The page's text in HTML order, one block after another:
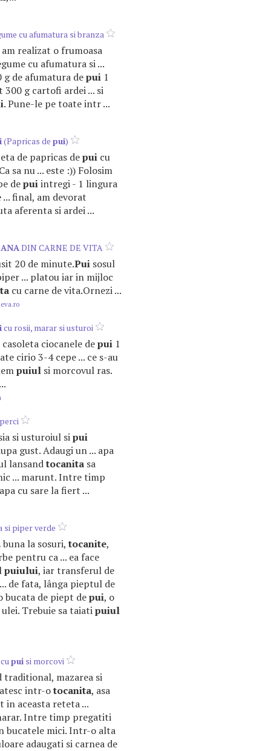
cu afumatura si branza
realizat o frumoasa
cu afumatura si ...
g de afumatura depui 1
g cartofi ardei ... si
. Pune-le pe toate intr ...
(Papricas de pui)
de papricas depui cu
sa nu ... este :)) Folosim
depuiintregi - 1 lingura
final, am devorat
aferenta si ardei ...
DIN CARNE DE VITA
20 de minute.Pui sosul
... platou iar in mijloc
cu carne de vita.Ornezi ...
cu rosii, marar si usturoi
ciocanele depui 1
cirio 3-4 cepe ... ce s-au
puiul si morcovul ras.
si usturoiul sipui
gust. Adaugi un ... apa
lansandtocanita sa
... marunt. Intre timp
cu sare la fiert ...
si piper verde
buna la sosuri,tocanite,
pentru ca ... ea face
puiului, iar transferul de
de fata, lânga pieptul de
bucata de piept depui, o
ulei. Trebuie sa taiatipuiul
pui si morcovi
traditional, mazarea si
intr-otocanita, asa
in aceasta reteta ...
Intre timp pregatiti
bucatele mici. Intr-o alta
adaugati si carnea de